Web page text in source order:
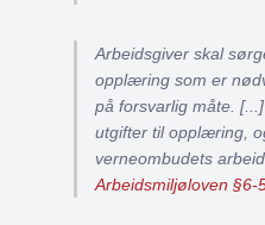
Arbeidsgiver skal
opplæring som er
på forsvarlig måte.
utgifter til opplæring,
verneombudets arbeid.
Arbeidsmiljøloven §6-